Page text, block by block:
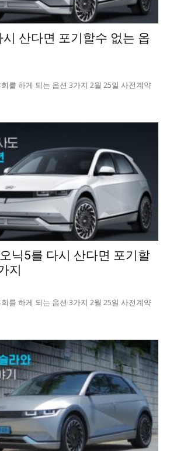
산다면 포기할수 없는 옵
를 하게 되는 옵션 3가지 2월 25일 사전계약
닉5를 다시 산다면 포기할
지
를 하게 되는 옵션 3가지 2월 25일 사전계약